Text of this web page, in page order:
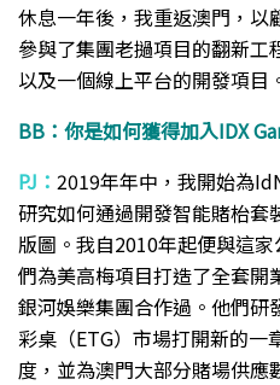
休息一年後，我重返澳門，以
參與了集團老撾項目的翻新工
以及一個線上平台的開發項目
BB：你是如何獲得加入IDX
PJ： 2019年年中，我開始為
研究如何通過開發智能賭枱套
版圖。我自2010年起便與這
們為美高梅項目打造了全套開
銀河娛樂集團合作過。他們
彩桌（ETG）市場打開新的一
度，並為澳門大部分賭場供應